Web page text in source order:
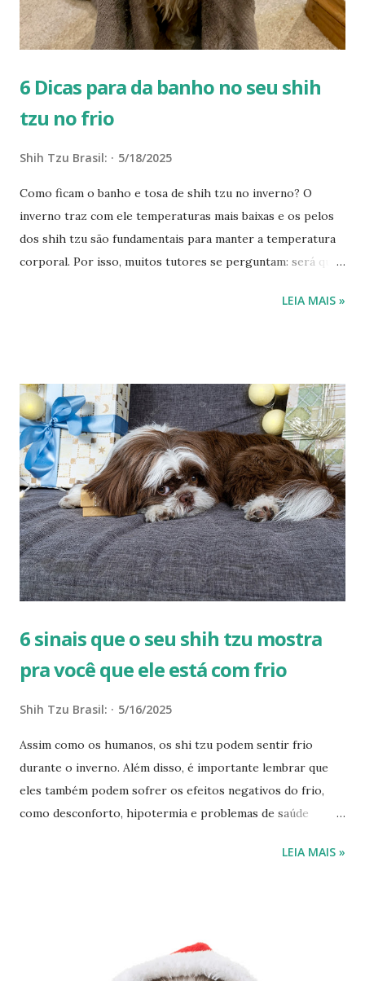
corporal mais rapidamente, ficando mais suscetíveis às
baixas temperaturas . Raças de Cachorro Que Mais Sofrem
Com o Frio E...
6 Dicas para da banho no seu shih
tzu no frio
Shih Tzu Brasil: 5/18/2025
Como ficam o banho e tosa de shih tzu no inverno? O
inverno traz com ele temperaturas mais baixas e os pelos
dos shih tzu são fundamentais para manter a temperatura
corporal. Por isso, muitos tutores se perguntam: será que
frequência adequada de banhos? Muitos tutores pensam
esse período. Porém, isso não é necessariamente verdade.
Deixar de tosar e escovar os pelos do seu shih tzu no
inverno fará com que o pelo dele fique muito embaraçado, o
que pode expor o seu shih tzu a mais umidade. Essa
umidade extra, pode causar irritação na pele e, no final das
contas, o seu tosador vai precisar cortar o pelo do seu
shih tzu em um comprimento muito curto, para retirar os
fios embaraçados. Hora do banho Realizar o banho e tosa
dos shih tzu no inverno é muito saudável para...
LEIA MAIS »
6 sinais que o seu shih tzu mostra
pra você que ele está com frio
Shih Tzu Brasil: 5/16/2025
Assim como os humanos, os shi tzu podem sentir frio
durante o inverno. Além disso, é importante lembrar que
eles também podem sofrer os efeitos negativos do frio,
como desconforto, hipotermia e problemas de saúde
é único e a sensibilidade ao frio pode variar e depender da
siberiano, que têm pelagem muito mais longa e são
originários de regiões de baixas temperaturas", explica
LEIA MAIS »